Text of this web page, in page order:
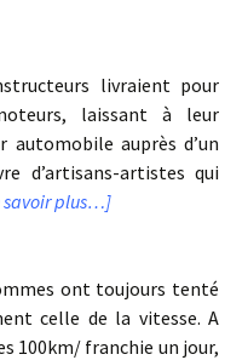
livraient pour
laissant à leur
auprès d’un
d’artisans-artistes qui
savoir plus…]
ont toujours tenté
celle de la vitesse. A
100km/ franchie un jour,